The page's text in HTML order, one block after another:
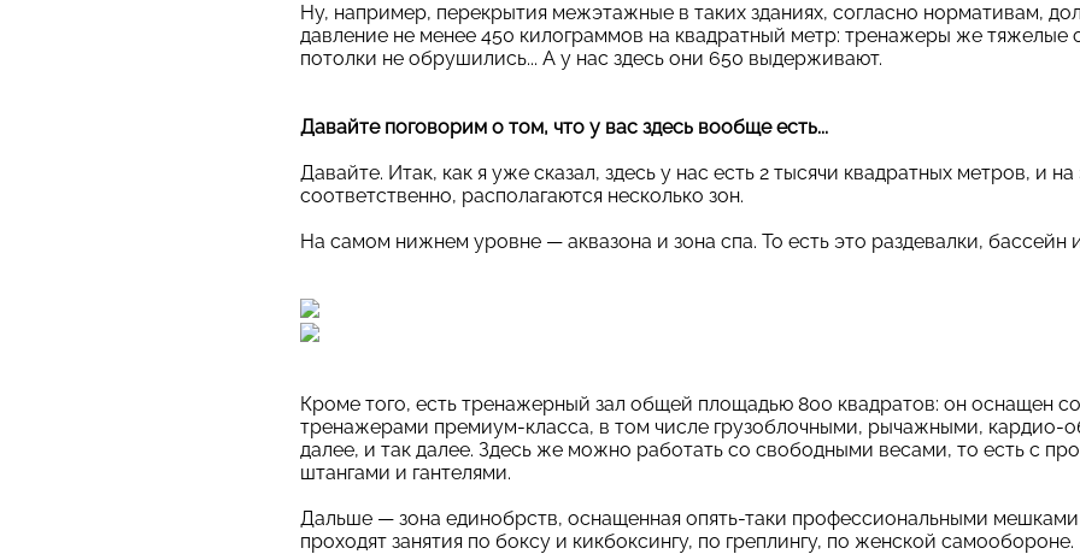
Ну, например, перекрытия межэтажные в таких зданиях, согласно нормативам,
давление не менее 450 килограммов на квадратный метр: тренажеры же тяжелые
потолки не обрушились... А у нас здесь они 650 выдерживают.
Давайте поговорим о том, что у вас здесь вообще есть...
Давайте. Итак, как я уже сказал, здесь у нас есть 2 тысячи квадратных метров, и
соответственно, располагаются несколько зон.
На самом нижнем уровне — аквазона и зона спа. То есть это раздевалки, бассейн
Кроме того, есть тренажерный зал общей площадью 800 квадратов: он оснащен
тренажерами премиум-класса, в том числе грузоблочными, рычажными, кардио-
далее, и так далее. Здесь же можно работать со свободными весами, то есть с
штангами и гантелями.
Дальше — зона единобрств, оснащенная опять-таки профессиональными
проходят занятия по боксу и кикбоксингу, по греплингу, по женской самообороне.